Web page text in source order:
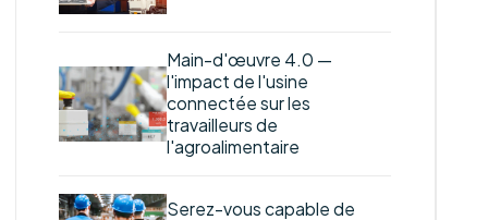
Main-d'œuvre 4.0 —
l'impact de l'usine
connectée sur les
travailleurs de
l'agroalimentaire
Serez-vous capable de